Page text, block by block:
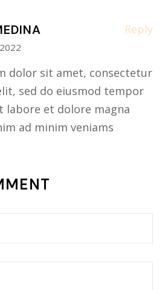
Reply
dolor sit amet, consectetur
sed do eiusmod tempor
labore et dolore magna
ad minim veniams